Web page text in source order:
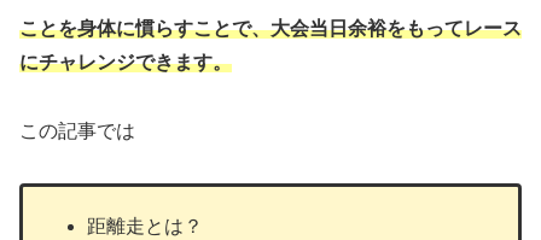
ことを身体に慣らすことで、大会当日余裕をもってレース
にチャレンジできます。
この記事では
距離走とは？